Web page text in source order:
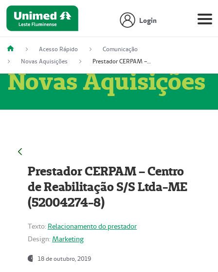
Login
Acesso Rápido
Comunicação
Novas Aquisições
Prestador CERPAM – Centro de Reabilitação S/S Ltda-ME (52004274-8)
Novas Aquisições
Prestador CERPAM – Centro
de Reabilitação S/S Ltda-ME
(52004274-8)
Texto: Relacionamento do prestador
Design: Marketing
18 de outubro, 2019